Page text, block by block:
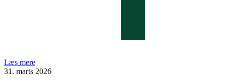
Læs mere
31. marts 2026